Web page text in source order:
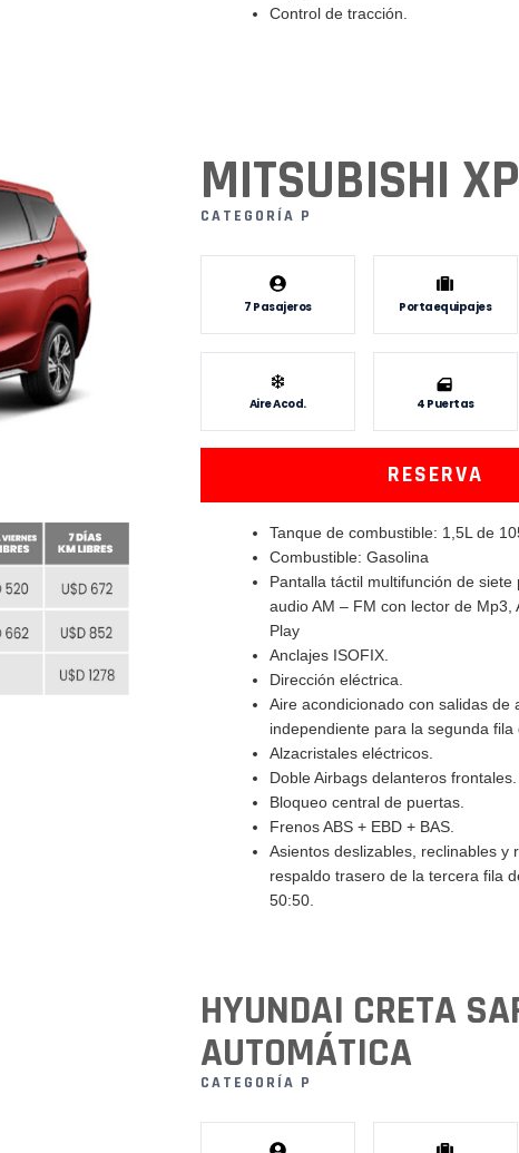
Control de tracción.
MITSUBISHI
CATEGORÍA P
7 Pasajeros Portaequipajes
Aire Acod. 4 Puertas
RESERVA
Tanque de combustible: 1,5L de
Combustible: Gasolina
Pantalla táctil multifunción de
audio AM – FM con lector de Mp3,
Play
Anclajes ISOFIX.
Dirección eléctrica.
Aire acondicionado con salidas de
independiente para la segunda fila
Alzacristales eléctricos.
Doble Airbags delanteros frontales.
Bloqueo central de puertas.
Frenos ABS + EBD + BAS.
Asientos deslizables, reclinables y
respaldo trasero de la tercera fila
50:50.
HYUNDAI CRETA
AUTOMÁTICA
CATEGORÍA P